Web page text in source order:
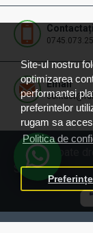
Site-ul nostru
optimizarea
performantei
preferintelor
rugam sa
Politica de
Preferințe
Email
© 2025 Toate
SRL